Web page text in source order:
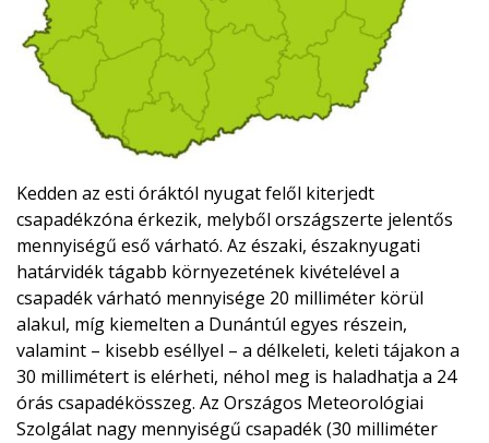
Kedden az esti óráktól nyugat felől kiterjedt
csapadékzóna érkezik, melyből országszerte jelentős
mennyiségű eső várható. Az északi, északnyugati
határvidék tágabb környezetének kivételével a
csapadék várható mennyisége 20 milliméter körül
alakul, míg kiemelten a Dunántúl egyes részein,
valamint – kisebb eséllyel – a délkeleti, keleti tájakon a
30 millimétert is elérheti, néhol meg is haladhatja a 24
órás csapadékösszeg. Az Országos Meteorológiai
Szolgálat nagy mennyiségű csapadék (30 milliméter